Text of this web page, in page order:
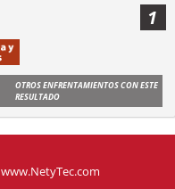
1
OTROS ENFRENTAMIENTOS CON ESTE
RESULTADO
www.NetyTec.com